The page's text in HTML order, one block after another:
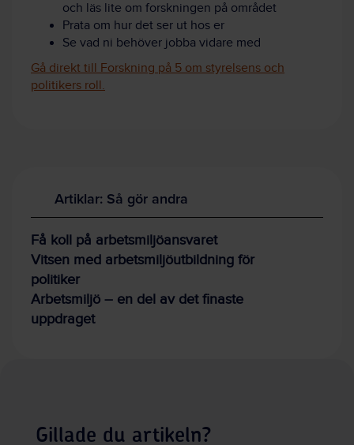
och läs lite om forskningen på området
Prata om hur det ser ut hos er
Se vad ni behöver jobba vidare med
Gå direkt till Forskning på 5 om styrelsens och
politikers roll.
Artiklar: Så gör andra
Få koll på arbetsmiljöansvaret
Vitsen med arbetsmiljöutbildning för
politiker
Arbetsmiljö – en del av det finaste
uppdraget
Gillade du artikeln?